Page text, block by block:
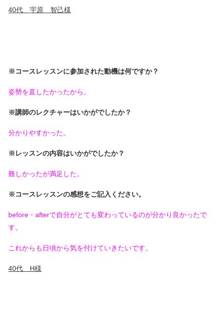
40代 宇原 智己様
※コースレッスンに参加された動機は何ですか？
姿勢を直したかったから。
※講師のレクチャーはいかがでしたか？
分かりやすかった。
※レッスンの内容はいかがでしたか？
難しかったが満足した。
※コースレッスンの感想をご記入ください。
before・afterで自分がとても変わっているのが分かり良かったで
す。
これからも日頃から気を付けていきたいです。
40代 H様